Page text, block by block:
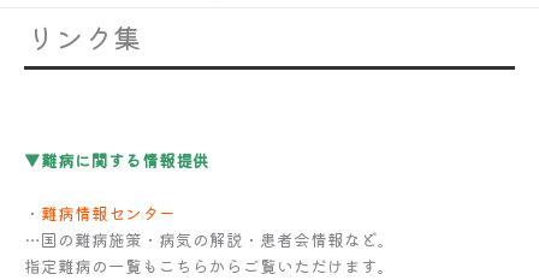
リンク集
▼難病に関する情報提供
・ 難病情報センター
…国の難病施策・病気の解説・患者会情報など。
指定難病の一覧もこちらからご覧いただけます。